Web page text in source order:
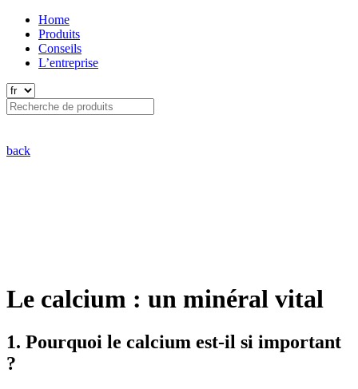
Home
Produits
Conseils
L’entreprise
back
Le calcium : un minéral vital
1. Pourquoi le calcium est-il si important
?